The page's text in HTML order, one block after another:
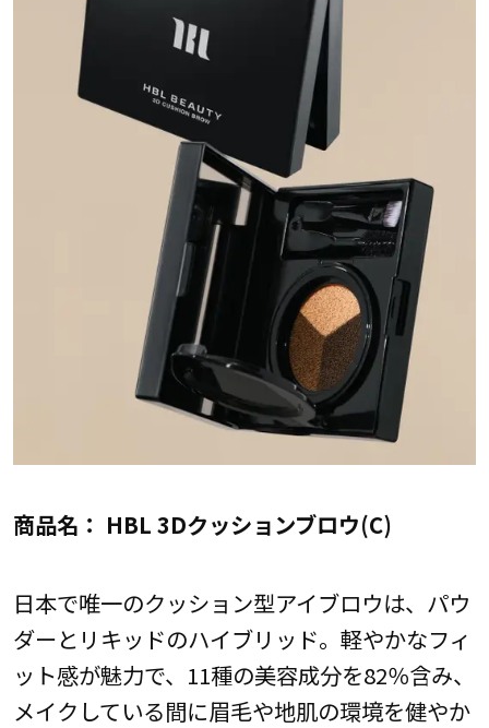
商品名： HBL 3Dクッションブロウ(C)
日本で唯一のクッション型アイブロウは、パウ
ダーとリキッドのハイブリッド。軽やかなフィ
ット感が魅力で、11種の美容成分を82％含み、
メイクしている間に眉毛や地肌の環境を健やか